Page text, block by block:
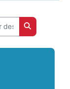
cours
Rechercher